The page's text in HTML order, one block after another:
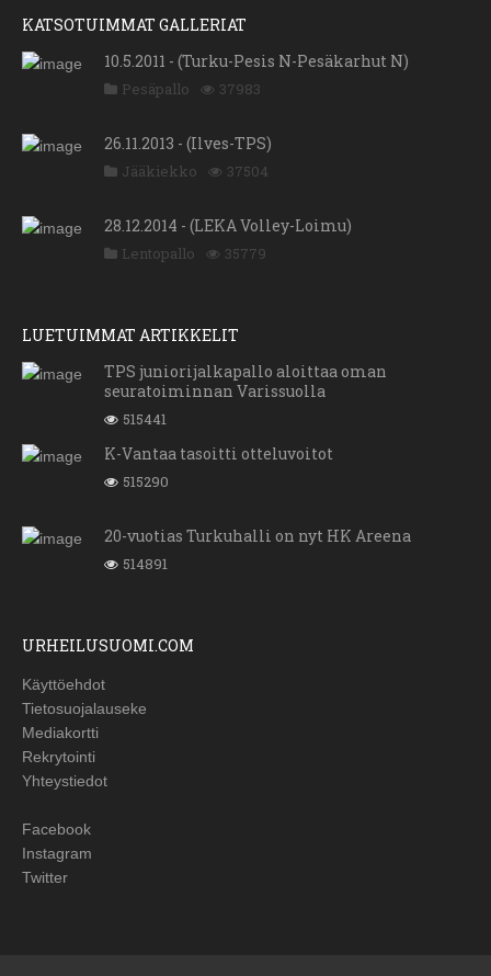
KATSOTUIMMAT GALLERIAT
10.5.2011 - (Turku-Pesis N-Pesäkarhut N)
Pesäpallo 37983
26.11.2013 - (Ilves-TPS)
Jääkiekko 37504
28.12.2014 - (LEKA Volley-Loimu)
Lentopallo 35779
LUETUIMMAT ARTIKKELIT
TPS juniorijalkapallo aloittaa oman
seuratoiminnan Varissuolla
515441
K-Vantaa tasoitti otteluvoitot
515290
20-vuotias Turkuhalli on nyt HK Areena
514891
URHEILUSUOMI.COM
Käyttöehdot
Tietosuojalauseke
Mediakortti
Rekrytointi
Yhteystiedot
Facebook
Instagram
Twitter